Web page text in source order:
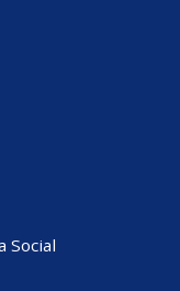
Social